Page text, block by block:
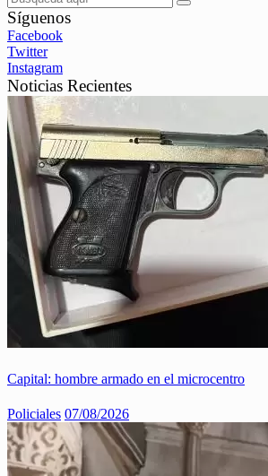
Síguenos
Facebook
Twitter
Instagram
Noticias Recientes
Capital: hombre armado en el microcentro
Policiales 07/08/2026